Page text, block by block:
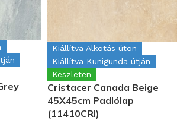
Kiállítva Alkotás úton
Kiállítva Kunigunda útján
Készleten
Cristacer Canada Beige
45X45cm Padlólap
(11410CRI)